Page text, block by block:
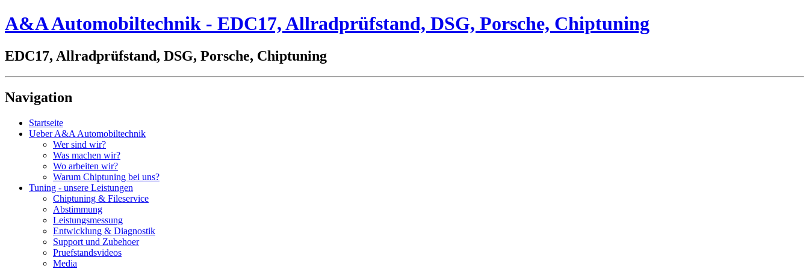
A&A Automobiltechnik - EDC17, Allradprüfstand, DSG, Porsche, Chiptuning
EDC17, Allradprüfstand, DSG, Porsche, Chiptuning
Navigation
Startseite
Ueber A&A Automobiltechnik
Wer sind wir?
Was machen wir?
Wo arbeiten wir?
Warum Chiptuning bei uns?
Tuning - unsere Leistungen
Chiptuning & Fileservice
Abstimmung
Leistungsmessung
Entwicklung & Diagnostik
Support und Zubehoer
Pruefstandsvideos
Media